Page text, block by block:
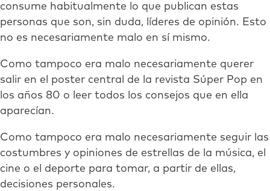
consume habitualmente lo que publican estas
personas que son, sin duda, líderes de opinión. Esto
no es necesariamente malo en sí mismo.
Como tampoco era malo necesariamente querer
salir en el poster central de la revista Súper Pop en
los años 80 o leer todos los consejos que en ella
aparecían.
Como tampoco era malo necesariamente seguir las
costumbres y opiniones de estrellas de la música, el
cine o el deporte para tomar, a partir de ellas,
decisiones personales.